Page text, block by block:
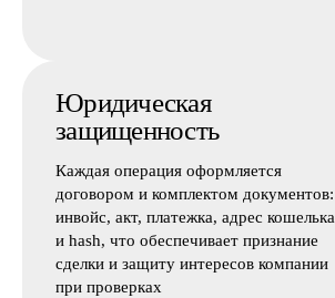
Юридическая
защищенность
Каждая операция оформляется
договором и комплектом документов:
инвойс, акт, платежка, адрес кошелька
и hash, что обеспечивает признание
сделки и защиту интересов компании
при проверках